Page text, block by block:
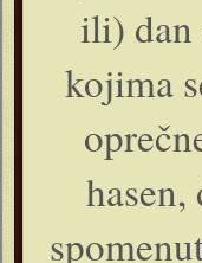
ili) dan
kojima